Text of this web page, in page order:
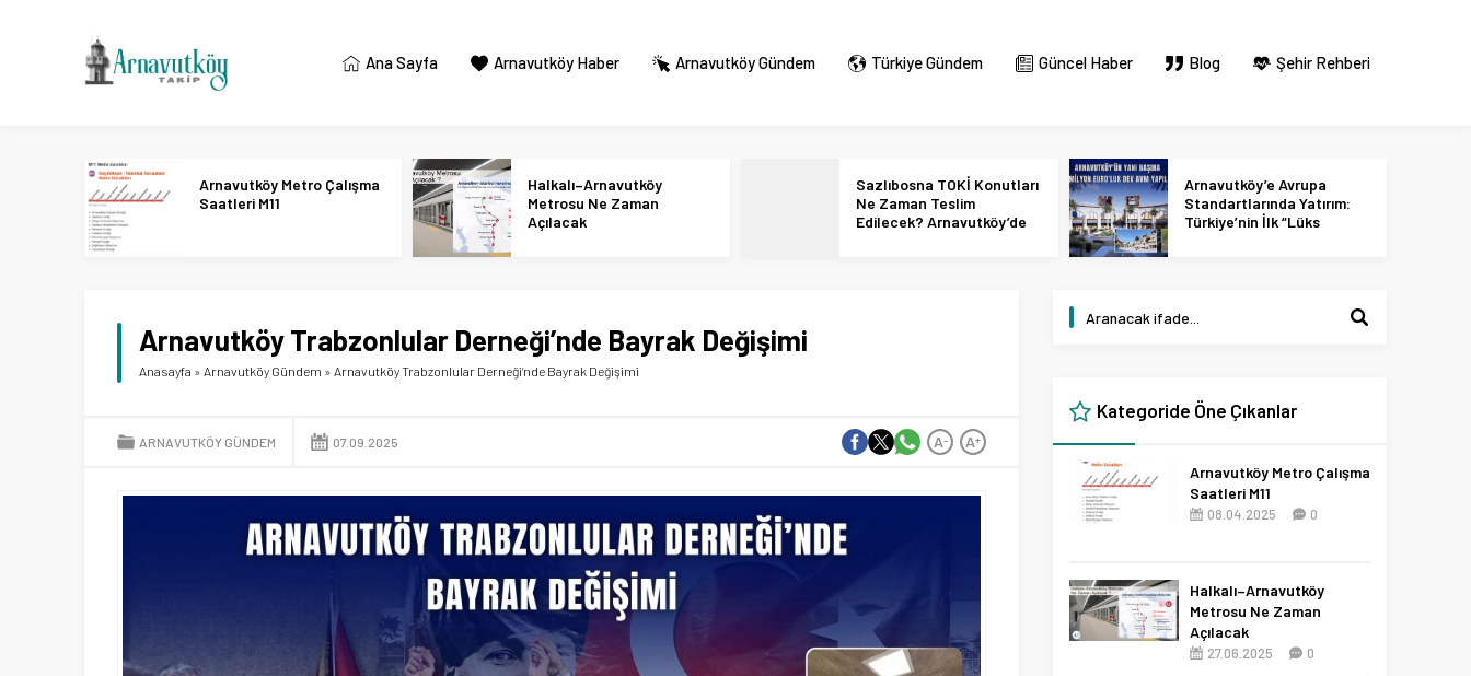
Ana Sayfa Arnavutköy Haber Arnavutköy Gündem Türkiye Gündem Güncel Haber Blog Şehir Rehberi
Arnavutköy Metro Çalışma
Saatleri M11
Halkalı–Arnavutköy
Metrosu Ne Zaman
Açılacak
Sazlıbosna TOKİ Konutları
Ne Zaman Teslim
Edilecek? Arnavutköy’de
Arnavutköy’e Avrupa
Standartlarında Yatırım:
Türkiye’nin İlk “Lüks
Arnavutköy Trabzonlular Derneği’nde Bayrak Değişimi
Anasayfa » Arnavutköy Gündem » Arnavutköy Trabzonlular Derneği’nde Bayrak Değişimi
ARNAVUTKÖY GÜNDEM 07.09.2025 A+
A-
Kategoride Öne Çıkanlar
Arnavutköy Metro Çalışma
Saatleri M11
08.04.2025 0
Halkalı–Arnavutköy
Metrosu Ne Zaman
Açılacak
27.06.2025 0